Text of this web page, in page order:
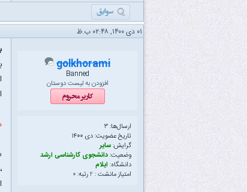
۰۱ دى ۱۴۰۰, ۰۲:۴۸ ب.ظ
golkhorami
Banned
افزودن به لیست دوستان
ارسال‌ها: ۳
تاریخ عضویت: دى ۱۴۰۰
گرایش:سایر
وضعیت:دانشجوی کارشناسی ارشد
دانشگاه: ایلام
امتیاز مانشت : ۲رتبه:۰